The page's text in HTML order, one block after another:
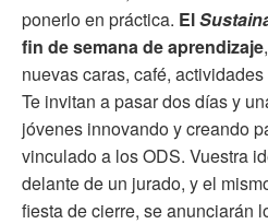
ponerlo en práctica. El
fin de semana de aprendizaje
nuevas caras, café,
Te invitan a pasar dos días y
jóvenes innovando y creando
vinculado a los ODS. Vuestra
delante de un jurado, y el
fiesta de cierre, se anunciarán